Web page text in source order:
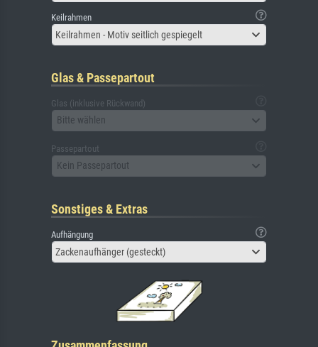
Keilrahmen
Keilrahmen - Motiv seitlich gespiegelt
Glas & Passepartout
Glas (inklusive Rückwand)
Bitte wählen
Passepartout
Kein Passepartout
Sonstiges & Extras
Aufhängung
Zackenaufhänger (gesteckt)